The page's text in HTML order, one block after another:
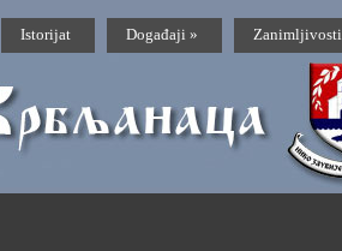
Istorijat Događaji » Zanimljivosti